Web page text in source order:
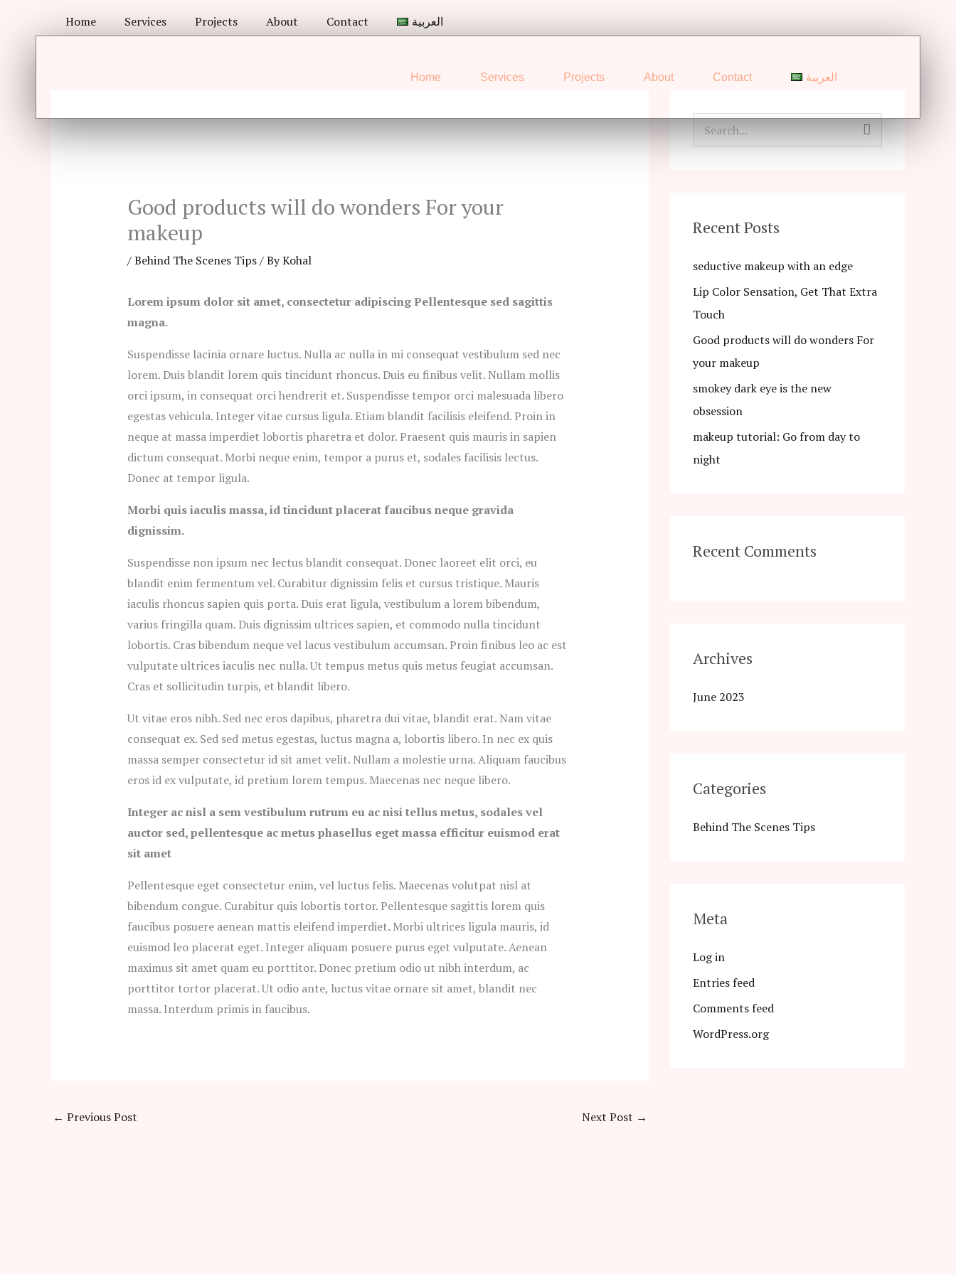
Home Services Projects About Contact العربية
Home Services Projects About Contact العربية
Good products will do wonders For your
makeup
/Behind The Scenes Tips/ ByKohal
Lorem ipsum dolor sit amet, consectetur adipiscing Pellentesque sed sagittis
magna.
Suspendisse lacinia ornare luctus. Nulla ac nulla in mi consequat vestibulum sed nec
lorem. Duis blandit lorem quis tincidunt rhoncus. Duis eu finibus velit. Nullam mollis
orci ipsum, in consequat orci hendrerit et. Suspendisse tempor orci malesuada libero
egestas vehicula. Integer vitae cursus ligula. Etiam blandit facilisis eleifend. Proin in
neque at massa imperdiet lobortis pharetra et dolor. Praesent quis mauris in sapien
dictum consequat. Morbi neque enim, tempor a purus et, sodales facilisis lectus.
Donec at tempor ligula.
Morbi quis iaculis massa, id tincidunt placerat faucibus neque gravida
dignissim.
Suspendisse non ipsum nec lectus blandit consequat. Donec laoreet elit orci, eu
blandit enim fermentum vel. Curabitur dignissim felis et cursus tristique. Mauris
iaculis rhoncus sapien quis porta. Duis erat ligula, vestibulum a lorem bibendum,
varius fringilla quam. Duis dignissim ultrices sapien, et commodo nulla tincidunt
lobortis. Cras bibendum neque vel lacus vestibulum accumsan. Proin finibus leo ac est
vulputate ultrices iaculis nec nulla. Ut tempus metus quis metus feugiat accumsan.
Cras et sollicitudin turpis, et blandit libero.
Ut vitae eros nibh. Sed nec eros dapibus, pharetra dui vitae, blandit erat. Nam vitae
consequat ex. Sed sed metus egestas, luctus magna a, lobortis libero. In nec ex quis
massa semper consectetur id sit amet velit. Nullam a molestie urna. Aliquam faucibus
eros id ex vulputate, id pretium lorem tempus. Maecenas nec neque libero.
Integer ac nisl a sem vestibulum rutrum eu ac nisi tellus metus, sodales vel
auctor sed, pellentesque ac metus phasellus eget massa efficitur euismod erat
sit amet
Pellentesque eget consectetur enim, vel luctus felis. Maecenas volutpat nisl at
bibendum congue. Curabitur quis lobortis tortor. Pellentesque sagittis lorem quis
faucibus posuere aenean mattis eleifend imperdiet. Morbi ultrices ligula mauris, id
euismod leo placerat eget. Integer aliquam posuere purus eget vulputate. Aenean
maximus sit amet quam eu porttitor. Donec pretium odio ut nibh interdum, ac
porttitor tortor placerat. Ut odio ante, luctus vitae ornare sit amet, blandit nec
massa. Interdum primis in faucibus.
← Previous Post Next Post →
c
f
o
r
:
Recent Posts
seductive makeup with an edge
Lip Color Sensation, Get That Extra
Touch
Good products will do wonders For
your makeup
smokey dark eye is the new
obsession
makeup tutorial: Go from day to
night
Recent Comments
Archives
June 2023
Categories
Behind The Scenes Tips
Meta
Log in
Entries feed
Comments feed
WordPress.org